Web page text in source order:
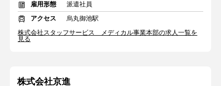
雇用形態
派遣社員
アクセス
烏丸御池駅
株式会社スタッフサービス メディカル事業本部の求人一覧を
見る
株式会社京進